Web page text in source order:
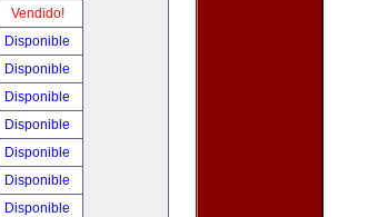
Vendido!
Disponible
Disponible
Disponible
Disponible
Disponible
Disponible
Disponible